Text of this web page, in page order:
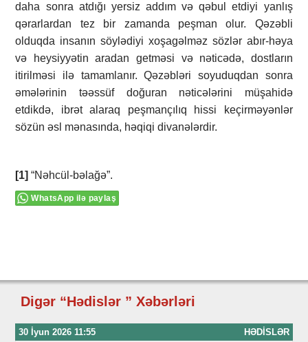
daha sonra atdığı yersiz addım və qəbul etdiyi yanlış
qərarlardan tez bir zamanda peşman olur. Qəzəbli
olduqda insanın söylədiyi xoşagəlməz sözlər abır-həya
və heysiyyətin aradan getməsi və nəticədə, dostların
itirilməsi ilə tamamlanır. Qəzəbləri soyuduqdan sonra
əmələrinin təəssüf doğuran nəticələrini müşahidə
etdikdə, ibrət alaraq peşmançılıq hissi keçirməyənlər
sözün əsl mənasında, həqiqi divanələrdir.
[1] “Nəhcül-bəlağə”.
WhatsApp ilə paylaş
Digər “Hədislər ” Xəbərləri
30 İyun 2026 11:55 HƏDISLƏR